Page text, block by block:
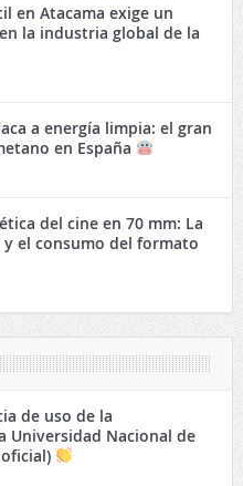
en Atacama exige un
la industria global de la
a energía limpia: el gran
en España
del cine en 70 mm: La
y el consumo del formato
de uso de la
Universidad Nacional de